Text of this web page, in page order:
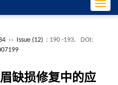
›› Issue (12) : 190 -193.
DOI:
缺损修复中的应